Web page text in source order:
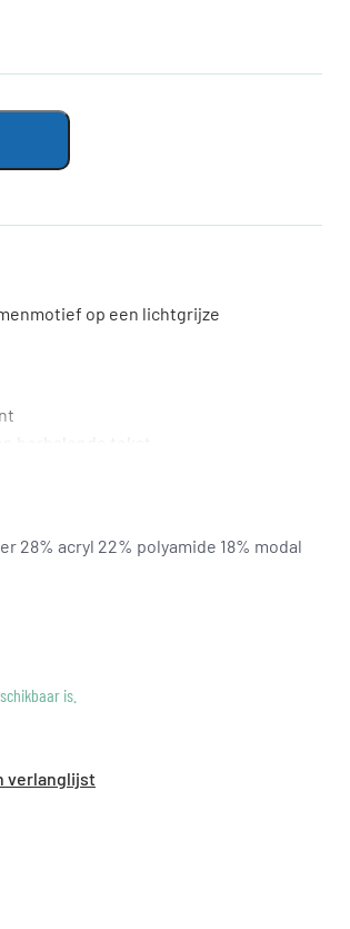
op een lichtgrijze
basis
28% acryl 22% polyamide 18% modal
is.
verlanglijst